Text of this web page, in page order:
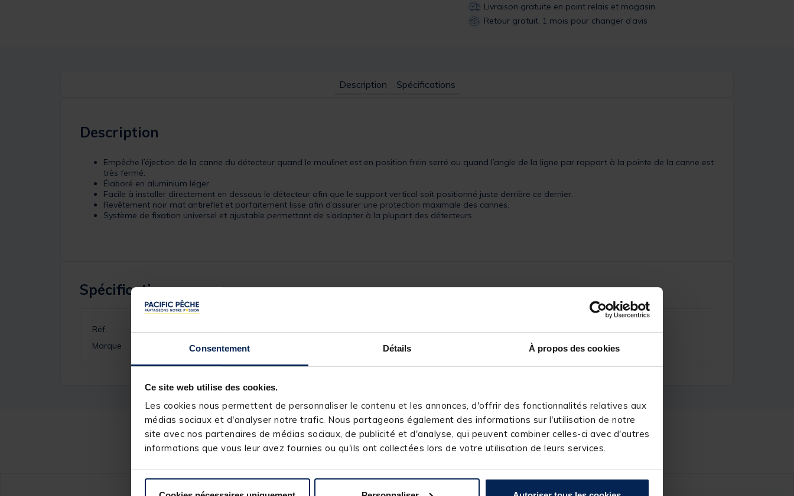
Consentement Détails À propos des cookies
Ce site web utilise des cookies.
Les cookies nous permettent de personnaliser le contenu et les annonces, d'offrir des fonctionnalités relatives aux
médias sociaux et d'analyser notre trafic. Nous partageons également des informations sur l'utilisation de notre
site avec nos partenaires de médias sociaux, de publicité et d'analyse, qui peuvent combiner celles-ci avec d'autres
informations que vous leur avez fournies ou qu'ils ont collectées lors de votre utilisation de leurs services.
Livraison gratuite en point relais et magasin
Retour gratuit, 1 mois pour changer d’avis
Description Spécifications
Description
Empêche l’éjection de la canne du détecteur quand le moulinet est en position frein serré ou quand l’angle de la ligne par rapport à la pointe de la canne est
très fermé.
Élaboré en aluminium léger.
Facile à installer directement en dessous le détecteur afin que le support vertical soit positionné juste derrière ce dernier.
Revêtement noir mat antireflet et parfaitement lisse afin d’assurer une protection maximale des cannes.
Système de fixation universel et ajustable permettant de s’adapter à la plupart des détecteurs.
Spécifications
Réf.
Marque
CARP SPIRIT
Ces produits pourraient vous intéresser :